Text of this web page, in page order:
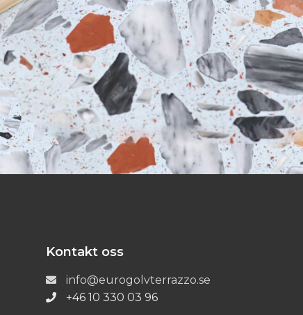
Kontakt oss
info@eurogolvterrazzo.se
+46 10 330 03 96